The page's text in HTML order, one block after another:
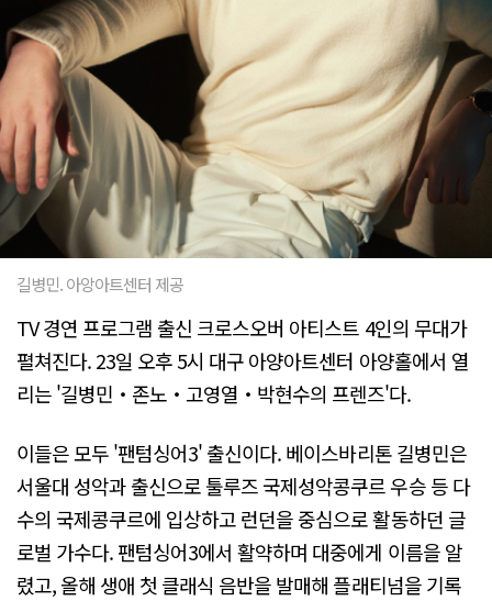
길병민. 아앙아트센터 제공
TV 경연 프로그램 출신 크로스오버 아티스트 4인의 무대가
펼쳐진다. 23일 오후 5시 대구 아양아트센터 아양홀에서 열
리는 '길병민‧존노‧고영열‧박현수의 프렌즈'다.
이들은 모두 '팬텀싱어3' 출신이다. 베이스바리톤 길병민은
서울대 성악과 출신으로 툴루즈 국제성악콩쿠르 우승 등 다
수의 국제콩쿠르에 입상하고 런던을 중심으로 활동하던 글
로벌 가수다. 팬텀싱어3에서 활약하며 대중에게 이름을 알
렸고, 올해 생애 첫 클래식 음반을 발매해 플래티넘을 기록